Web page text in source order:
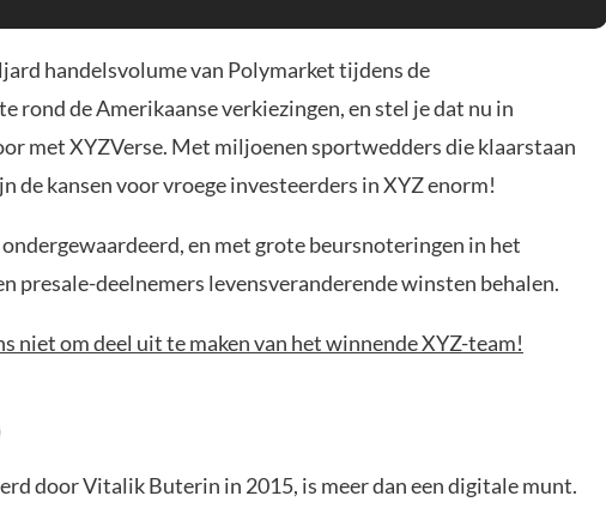
handelsvolume van Polymarket tijdens de
rond de Amerikaanse verkiezingen, en stel je dat nu in
met XYZVerse. Met miljoenen sportwedders die klaarstaan
de kansen voor vroege investeerders in XYZ enorm!
en met grote beursnoteringen in het
presale-deelnemers levensveranderende winsten behalen.
niet om deel uit te maken van het winnende XYZ-team!
door Vitalik Buterin in 2015, is meer dan een digitale munt.